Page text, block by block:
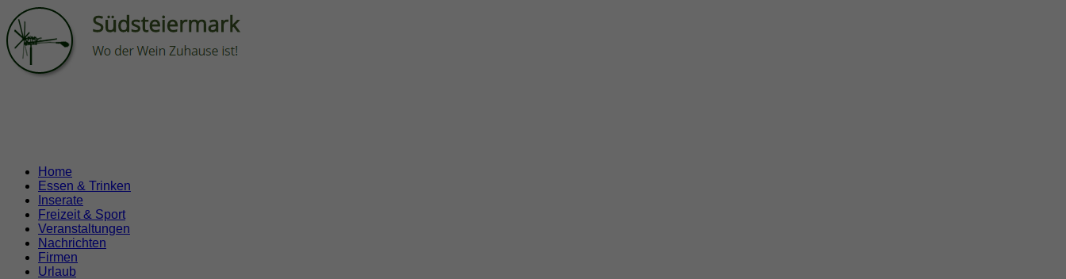
Home
Essen & Trinken
Inserate
Freizeit & Sport
Veranstaltungen
Nachrichten
Firmen
Urlaub